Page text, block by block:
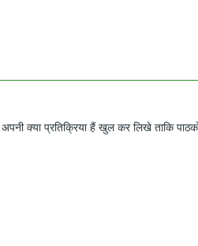
क्या प्रतिक्रिया हैं खुल कर लिखे ताकि